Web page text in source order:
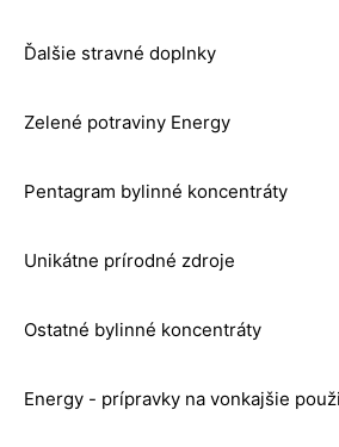
Ďalšie stravné doplnky
Zelené potraviny Energy
Pentagram bylinné koncentráty
Unikátne prírodné zdroje
Ostatné bylinné koncentráty
Energy - prípravky na vonkajšie